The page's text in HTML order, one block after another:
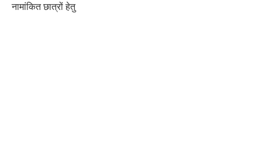
नामांकित छात्रों हेतु